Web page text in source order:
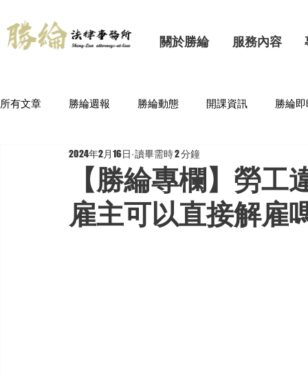
關於勝綸 服務內容
所有文章 勝綸週報 勝綸動態 開課資訊 勝綸
【勝綸專欄】勞
雇主可以直接解雇
2024年2月16日 讀畢需時 2 分鐘